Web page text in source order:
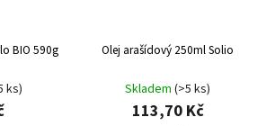
BIO 590g
ks)
Olej arašídový 250ml Solio
Skladem (>5 ks)
113,70 Kč